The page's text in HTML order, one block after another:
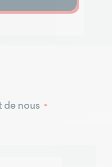
de nous